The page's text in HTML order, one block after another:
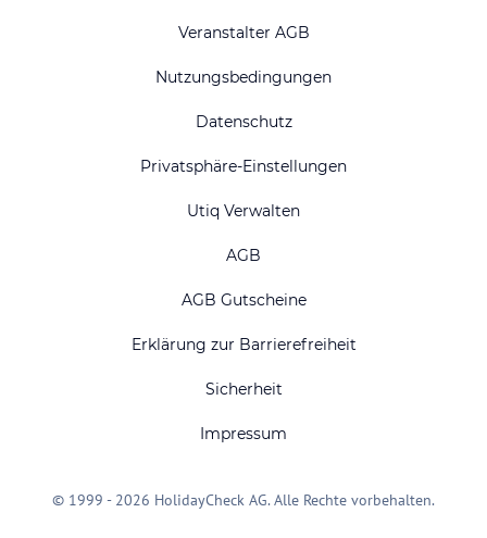
Veranstalter AGB
Nutzungsbedingungen
Datenschutz
Privatsphäre-Einstellungen
Utiq Verwalten
AGB
AGB Gutscheine
Erklärung zur Barrierefreiheit
Sicherheit
Impressum
© 1999 - 2026 HolidayCheck AG. Alle Rechte vorbehalten.